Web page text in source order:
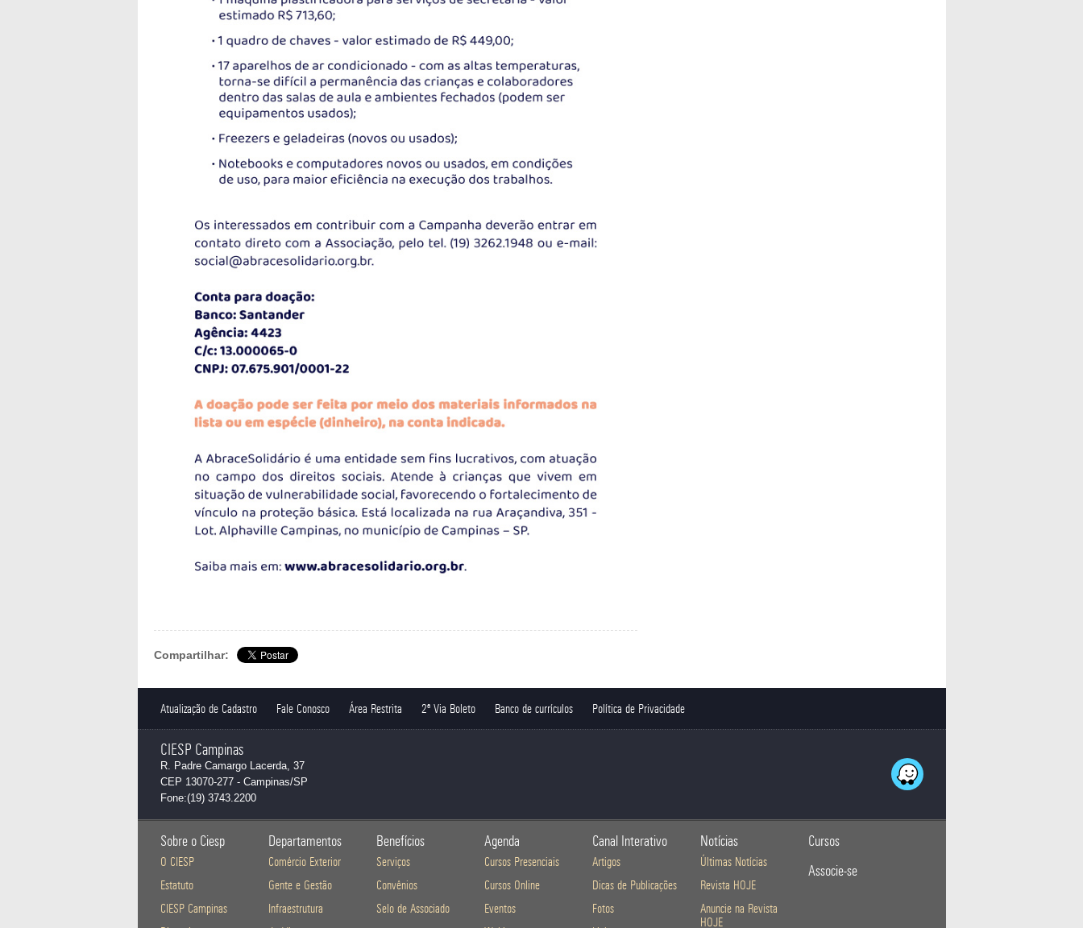
Compartilhar:
Atualização de Cadastro Fale Conosco Área Restrita 2ª Via Boleto Banco de currículos Política de Privacidade
CIESP Campinas
R. Padre Camargo Lacerda, 37
CEP 13070-277 - Campinas/SP
Fone:(19) 3743.2200
Sobre o Ciesp
O CIESP
Estatuto
CIESP Campinas
Departamentos
Comércio Exterior
Gente e Gestão
Infraestrutura
Benefícios
Serviços
Convênios
Selo de Associado
Agenda
Cursos Presenciais
Cursos Online
Eventos
Canal Interativo
Artigos
Dicas de Publicações
Fotos
Notícias
Últimas Notícias
Revista HOJE
Anuncie na Revista
HOJE
Cursos
Associe-se